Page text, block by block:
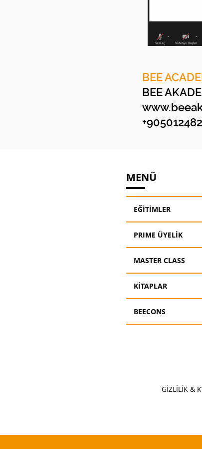
BEE
BEE
MENÜ
EĞİTİMLER
PRIME ÜYELİK
MASTER CLASS
KİTAPLAR
BEECONS
GİZLİLİK &